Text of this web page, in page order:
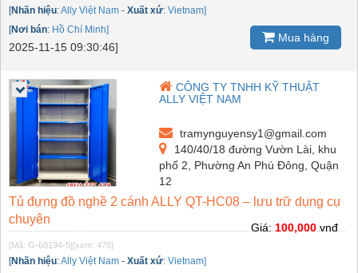
[Nhãn hiệu:Ally Việt Nam - Xuất xứ: Vietnam]
[Nơi bán: Hồ Chí Minh]
2025-11-15 09:30:46]
Mua hàng
CÔNG TY TNHH KỸ THUẬT
ALLY VIỆT NAM
tramynguyensy1@gmail.com
140/40/18 đường Vườn Lài, khu
phố 2, Phường An Phú Đông, Quận
12
Tủ đựng đồ nghề 2 cánh ALLY QT-HC08 – lưu trữ dụng cụ
chuyên
[Mã: G-68194-5][xem: 475]
[Nhãn hiệu:Ally Việt Nam - Xuất xứ: Vietnam]
Giá: 100,000 vnđ